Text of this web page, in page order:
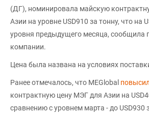
(ДГ), номинировала майскую
Азии на уровне USD910 за тонну, что на
уровня предыдущего месяца, сообщила
компании.
Цена была названа на условиях
Ранее отмечалось, что MEGlobal повысил
контрактную цену МЭГ для Азии на
сравнению с уровнем марта - до USD930